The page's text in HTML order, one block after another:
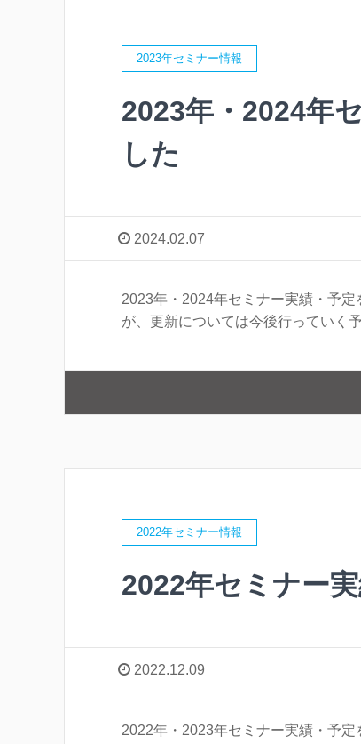
2023年セミナー情報
2023年・2024年
した
2024.02.07
2023年・2024年セミナー実績・予
が、更新については今後行っていく予
2022年セミナー情報
2022年セミナー
2022.12.09
2022年・2023年セミナー実績・予